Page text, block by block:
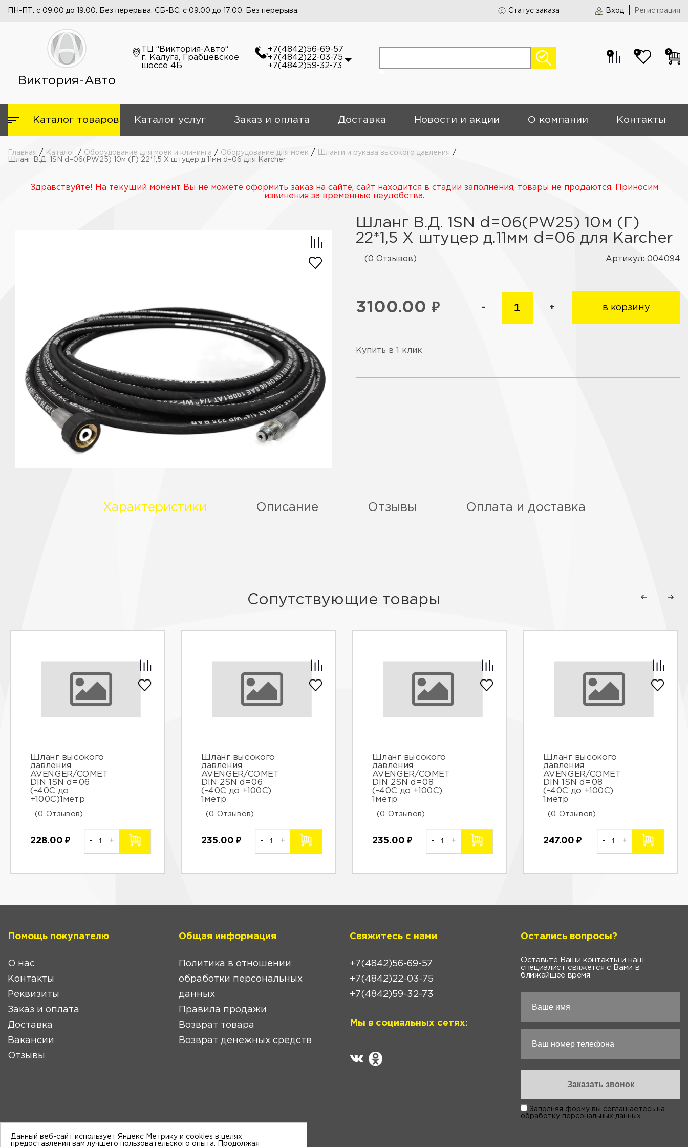
ПН-ПТ: с 09:00 до 19:00. Без перерыва. СБ-ВС: с 09:00 до 17:00. Без перерыва. Статус заказа Вход Регистрация
Виктория-Авто
ТЦ “Виктория-Авто“
г. Калуга, Грабцевское
шоссе 4Б
+7(4842)56-69-57
+7(4842)22-03-75
+7(4842)59-32-73
0 0 0
Каталог товаров Каталог услуг Заказ и оплата Доставка Новости и акции О компании Контакты
Главная / Каталог / Оборудование для моек и клининга / Оборудование для моек / Шланги и рукава высокого давления /
Шланг В.Д. 1SN d=06(PW25) 10м (Г) 22*1,5 Х штуцер д.11мм d=06 для Karcher
Здравствуйте! На текущий момент Вы не можете оформить заказ на сайте, сайт находится в стадии заполнения, товары не продаются. Приносим
извинения за временные неудобства.
Шланг В.Д. 1SN d=06(PW25) 10м (Г)
22*1,5 Х штуцер д.11мм d=06 для Karcher
(0 Отзывов) Артикул: 004094
3100.00 ₽ - + в корзину
Купить в 1 клик
Характеристики Описание Отзывы Оплата и доставка
Сопутствующие товары
Шланг высокого
давления
AVENGER/COMET
DIN 1SN d=06
(-40С до
+100С)1метр
(0 Отзывов)
228.00₽ - +
Шланг высокого
давления
AVENGER/COMET
DIN 2SN d=06
(-40С до +100С)
1метр
(0 Отзывов)
235.00₽ - +
Шланг высокого
давления
AVENGER/COMET
DIN 2SN d=08
(-40С до +100С)
1метр
(0 Отзывов)
235.00₽ - +
Шланг высокого
давления
AVENGER/COMET
DIN 1SN d=08
(-40С до +100С)
1метр
(0 Отзывов)
247.00₽ - +
Помощь покупателю
О нас
Контакты
Реквизиты
Заказ и оплата
Доставка
Вакансии
Отзывы
Общая информация
Политика в отношении
обработки персональных
данных
Правила продажи
Возврат товара
Возврат денежных средств
Свяжитесь с нами
+7(4842)56-69-57
+7(4842)22-03-75
+7(4842)59-32-73
Мы в социальных сетях:
Остались вопросы?
Оставьте Ваши контакты и наш
специалист свяжется с Вами в
ближайшее время
Заполняя форму вы соглашаетесь на
обработку персональных данных
Данный веб-сайт использует Яндекс Метрику и cookies в целях
предоставления вам лучшего пользовательского опыта. Продолжая